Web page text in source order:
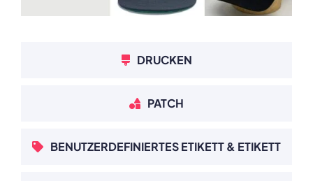
DRUCKEN
PATCH
BENUTZERDEFINIERTES ETIKETT & ETIKETT